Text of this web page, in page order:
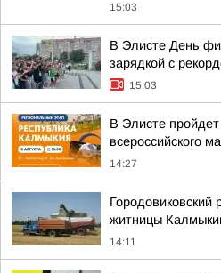
15:03
В Элисте День
зарядкой с
15:03
В Элисте
всероссийского
14:27
Городовиковский
житницы
14:11